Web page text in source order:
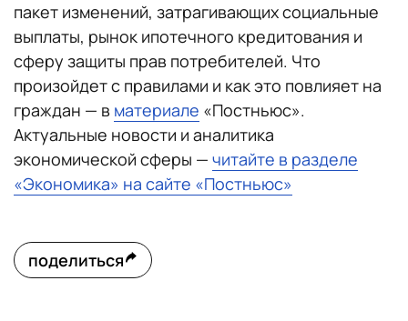
пакет изменений, затрагивающих социальные
выплаты, рынок ипотечного кредитования и
сферу защиты прав потребителей. Что
произойдет с правилами и как это повлияет на
граждан — в материале «Постньюс».
Актуальные новости и аналитика
экономической сферы — читайте в разделе
«Экономика» на сайте «Постньюс»
поделиться